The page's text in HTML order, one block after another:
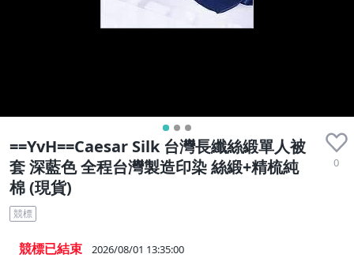
==YvH==Caesar Silk 台灣長纖絲緞單人被
套 深藍色 全程台灣製造印染 絲緞+精梳純
棉 (現貨)
0
競標
競標已結束 2026/08/01 13:35:00